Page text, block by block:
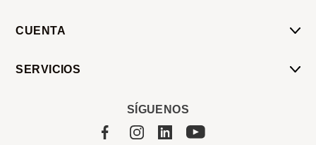
CUENTA
SERVICIOS
SÍGUENOS